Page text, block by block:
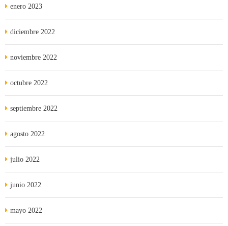
enero 2023
diciembre 2022
noviembre 2022
octubre 2022
septiembre 2022
agosto 2022
julio 2022
junio 2022
mayo 2022